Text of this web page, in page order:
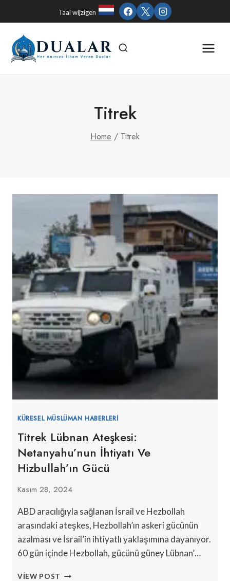
to
content
Taal wijzigen
Titrek
Home / Titrek
KÜRESEL MÜSLÜMAN HABERLERI
Titrek Lübnan Ateşkesi:
Netanyahu’nun İhtiyatı Ve
Hizbullah’ın Gücü
Kasım 28, 2024
ABD aracılığıyla sağlanan İsrail ve Hezbollah
arasındaki ateşkes, Hezbollah’ın askeri gücünün
azalması ve İsrail’in ihtiyatlı yaklaşımına dayanıyor.
60 gün içinde Hezbollah, gücünü güney Lübnan’…
VIEW POST TITREK